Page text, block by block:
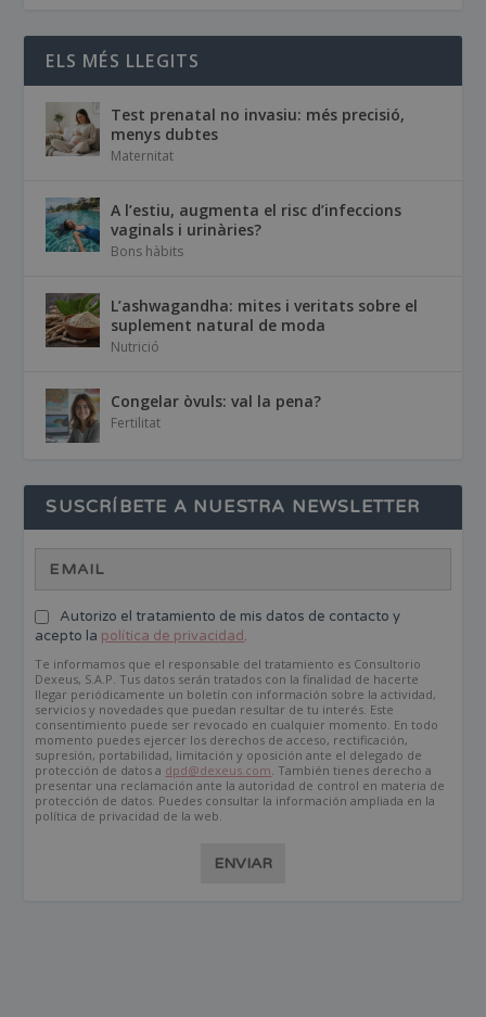
ELS MÉS LLEGITS
Test prenatal no invasiu: més precisió,
menys dubtes
Maternitat
A l’estiu, augmenta el risc d’infeccions
vaginals i urinàries?
Bons hàbits
L’ashwagandha: mites i veritats sobre el
suplement natural de moda
Nutrició
Congelar òvuls: val la pena?
Fertilitat
SUSCRÍBETE A NUESTRA NEWSLETTER
Autorizo el tratamiento de mis datos de contacto y
acepto la política de privacidad.
Te informamos que el responsable del tratamiento es Consultorio
Dexeus, S.A.P. Tus datos serán tratados con la finalidad de hacerte
llegar periódicamente un boletín con información sobre la actividad,
servicios y novedades que puedan resultar de tu interés. Este
consentimiento puede ser revocado en cualquier momento. En todo
momento puedes ejercer los derechos de acceso, rectificación,
supresión, portabilidad, limitación y oposición ante el delegado de
protección de datos a dpd@dexeus.com. También tienes derecho a
presentar una reclamación ante la autoridad de control en materia de
protección de datos. Puedes consultar la información ampliada en la
política de privacidad de la web.
ENVIAR